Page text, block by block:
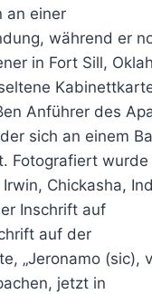
an einer
während er
in Fort Sill,
Anführer des
sich an einem
Fotografiert wurde
Chickasha,
Inschrift auf
auf der
„Jeronamo (sic),
jetzt in